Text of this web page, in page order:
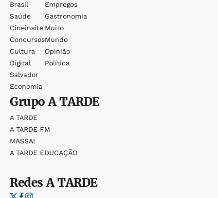
Brasil
Saúde
Cineinsite
Concursos
Cultura
Digital
Salvador
Economia
Empregos
Gastronomia
Muito
Mundo
Opinião
Política
GrupoA TARDE
A TARDE
A TARDE FM
MASSA!
A TARDE EDUCAÇÃO
RedesA TARDE